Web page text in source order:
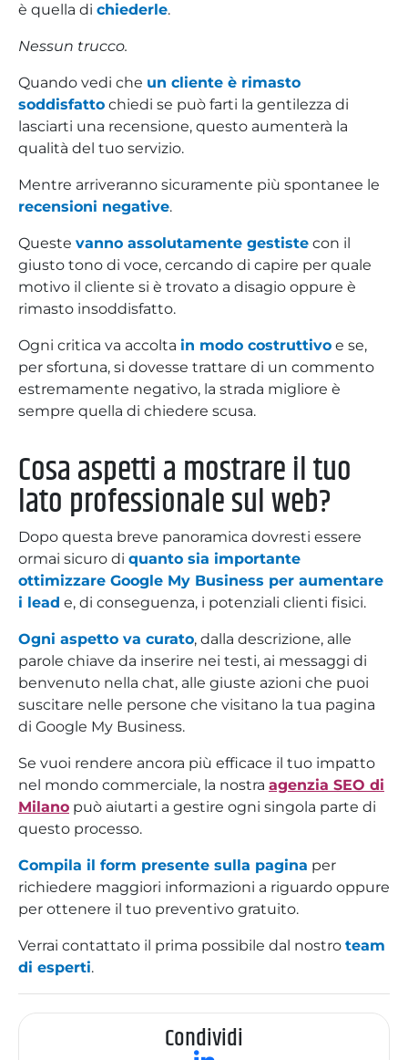
è quella di chiederle.
Nessun trucco.
Quando vedi che un cliente è rimasto
soddisfatto chiedi se può farti la gentilezza di
lasciarti una recensione, questo aumenterà la
qualità del tuo servizio.
Mentre arriveranno sicuramente più spontanee le
recensioni negative.
Queste vanno assolutamente gestiste con il
giusto tono di voce, cercando di capire per quale
motivo il cliente si è trovato a disagio oppure è
rimasto insoddisfatto.
Ogni critica va accolta in modo costruttivo e se,
per sfortuna, si dovesse trattare di un commento
estremamente negativo, la strada migliore è
sempre quella di chiedere scusa.
Cosa aspetti a mostrare il tuo
lato professionale sul web?
Dopo questa breve panoramica dovresti essere
ormai sicuro di quanto sia importante
ottimizzare Google My Business per aumentare
i lead e, di conseguenza, i potenziali clienti fisici.
Ogni aspetto va curato, dalla descrizione, alle
parole chiave da inserire nei testi, ai messaggi di
benvenuto nella chat, alle giuste azioni che puoi
suscitare nelle persone che visitano la tua pagina
di Google My Business.
Se vuoi rendere ancora più efficace il tuo impatto
nel mondo commerciale, la nostra agenzia SEO di
Milano può aiutarti a gestire ogni singola parte di
questo processo.
Compila il form presente sulla pagina per
richiedere maggiori informazioni a riguardo oppure
per ottenere il tuo preventivo gratuito.
Verrai contattato il prima possibile dal nostro team
di esperti.
Condividi